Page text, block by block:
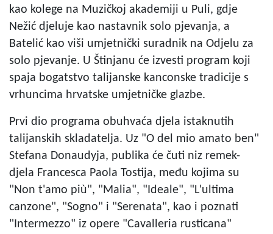
kao kolege na Muzičkoj akademiji u Puli, gdje
Nežić djeluje kao nastavnik solo pjevanja, a
Batelić kao viši umjetnički suradnik na Odjelu za
solo pjevanje. U Štinjanu će izvesti program koji
spaja bogatstvo talijanske kanconske tradicije s
vrhuncima hrvatske umjetničke glazbe.
Prvi dio programa obuhvaća djela istaknutih
talijanskih skladatelja. Uz "O del mio amato ben"
Stefana Donaudyja, publika će čuti niz remek-
djela Francesca Paola Tostija, među kojima su
"Non t'amo più", "Malia", "Ideale", "L'ultima
canzone", "Sogno" i "Serenata", kao i poznati
"Intermezzo" iz opere "Cavalleria rusticana"